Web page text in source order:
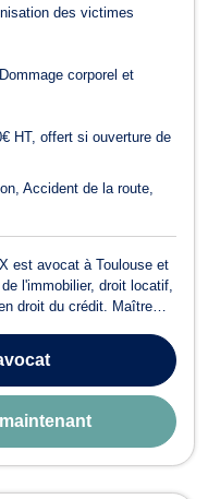
des victimes
corporel et
HT, offert si ouverture de
Accident de la route
est avocat à Toulouse et
l'immobilier, droit locatif,
droit du crédit. Maître
aux malfaçons, au